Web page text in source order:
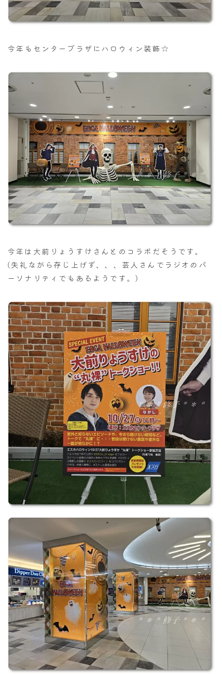
今年もセンタープラザにハロウィン装飾☆
今年は大前りょうすけさんとのコラボだそうです。
(失礼ながら存じ上げず、、、芸人さんでラジオのパ
ーソナリティでもあるようです。)